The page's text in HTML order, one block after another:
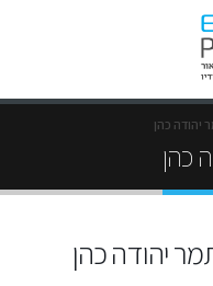
יהודה כהן
כהן
יהודה כהן